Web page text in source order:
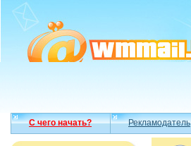
С чего начать? Рекламодатель